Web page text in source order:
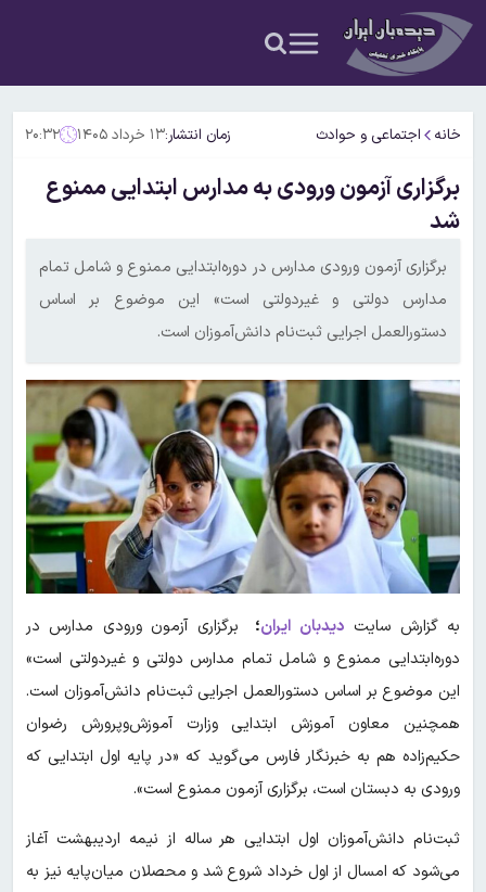
خانه اجتماعی و حوادث زمان انتشار:۱۳ خرداد ۱۴۰۵ ۲۰:۳۲
برگزاری آزمون ورودی به مدارس ابتدایی ممنوع
شد
برگزاری آزمون ورودی مدارس در دوره‌ابتدایی ممنوع و شامل تمام
مدارس دولتی و غیردولتی است» این موضوع بر اساس
دستورالعمل اجرایی ثبت‌نام دانش‌آموزان است.
به گزارش سایت دیدبان ایران؛
برگزاری آزمون ورودی مدارس در
دوره‌ابتدایی ممنوع و شامل تمام مدارس دولتی و غیردولتی است»
این موضوع بر اساس دستورالعمل اجرایی ثبت‌نام دانش‌آموزان است.
همچنین معاون آموزش ابتدایی وزارت آموزش‌وپرورش رضوان
حکیم‌زاده هم به خبرنگار فارس می‌گوید که «در پایه اول ابتدایی که
ورودی به دبستان است، برگزاری آزمون ممنوع است».
ثبت‌نام دانش‌آموزان اول ابتدایی هر ساله از نیمه اردیبهشت آغاز
می‌شود که امسال از اول خرداد شروع شد و محصلان میان‌پایه‌ نیز به